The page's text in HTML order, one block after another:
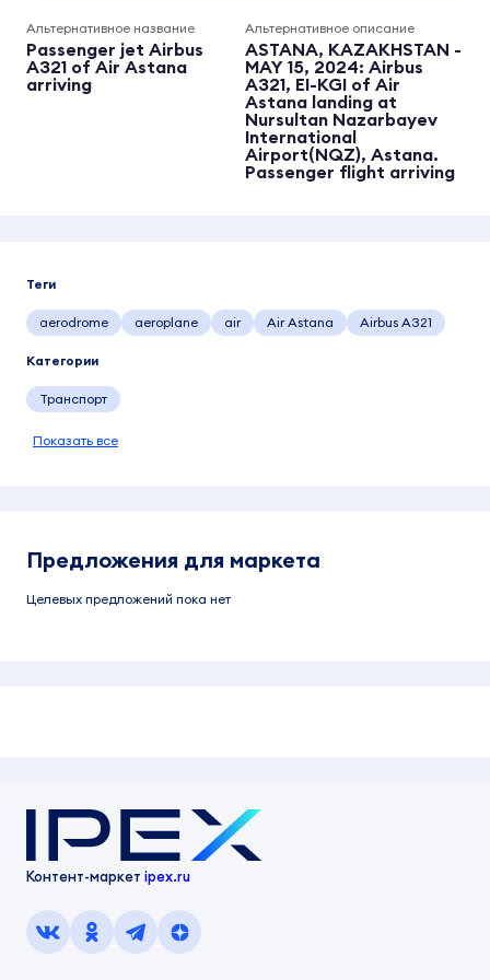
Альтернативное название
Passenger jet Airbus
A321 of Air Astana
arriving
Альтернативное описание
ASTANA, KAZAKHSTAN -
MAY 15, 2024: Airbus
A321, EI-KGI of Air
Astana landing at
Nursultan Nazarbayev
International
Airport(NQZ), Astana.
Passenger flight arriving
Теги
aerodrome aeroplane air Air Astana Airbus A321
Категории
Транспорт
Показать все
Предложения для маркета
Целевых предложений пока нет
Контент-маркет ipex.ru